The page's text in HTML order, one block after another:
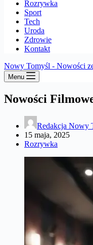
Rozrywka
Sport
Tech
Uroda
Zdrowie
Kontakt
Nowy Tomyśl - Nowości
Menu
Nowości
Redakcja Nowy
15 maja, 2025
Rozrywka